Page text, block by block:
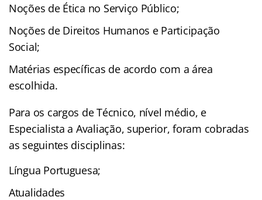
Noções de Ética no Serviço Público;
Noções de Direitos Humanos e Participação
Social;
Matérias específicas de acordo com a área
escolhida.
Para os cargos de Técnico, nível médio, e
Especialista a Avaliação, superior, foram cobradas
as seguintes disciplinas:
Língua Portuguesa;
Atualidades